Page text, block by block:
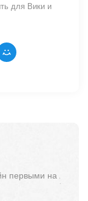
для Вики и
первыми на